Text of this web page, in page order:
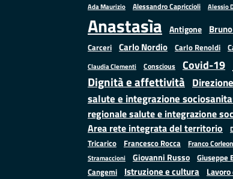
Ada Maurizio Alessandro Capriccioli Alessio
Anastasìa Antigone
Carceri Carlo Nordio Carlo Renoldi
Claudia Clementi Conscious Covid-19
Dignità e affettività
salute e integrazione
regionale salute e integrazione
Area rete integrata del territorio
Tricarico
Francesco Rocca Franco
Stramaccioni
Giovanni Russo Giuseppe
Cangemi
Istruzione e cultura